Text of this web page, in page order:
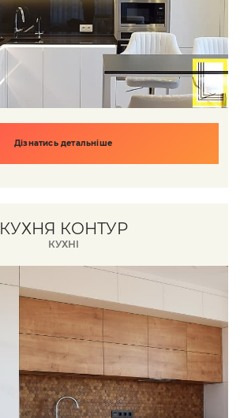
Дізнатись детальніше
КУХНЯ КОНТУР
КУХНІ